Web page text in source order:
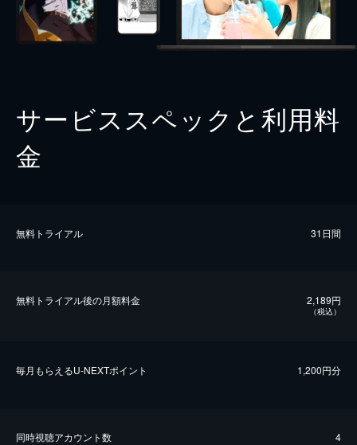
サービススペックと利用料
金
無料トライアル 31日間
無料トライアル後の⽉額料金 2,189円
（税込）
毎⽉もらえるU-NEXTポイント 1,200円分
同時視聴アカウント数 4